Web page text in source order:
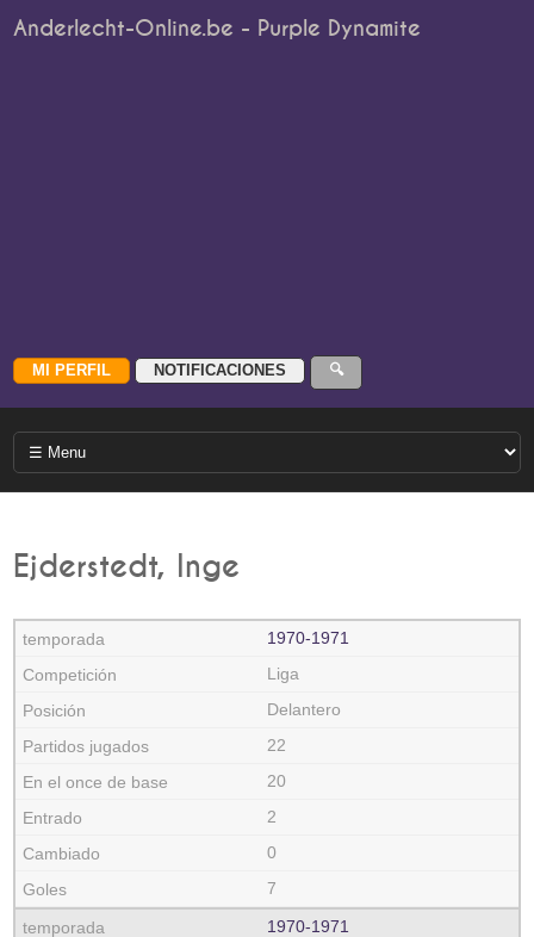
Anderlecht-Online.be - Purple Dynamite
Ejderstedt, Inge
1970‑1971
Liga
Delantero
22
20
2
0
7
1970‑1971